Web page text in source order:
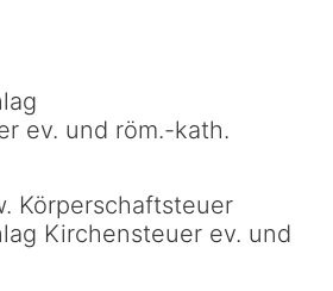
ev. und röm.-kath.
Körperschaftsteuer
Kirchensteuer ev. und